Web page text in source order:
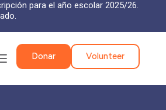
para el año escolar 2025/26.
Donar Volunteer